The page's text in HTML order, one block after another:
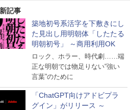
記事
築地初号系活字を下敷きにし
た見出し用明朝体「したたる
明朝初号」 ～商用利用OK
ロック、ホラー、時代劇……端
正な明朝では物足りない“強い
言葉”のために
「ChatGPT向けアドビプラ
グイン」がリリース ～